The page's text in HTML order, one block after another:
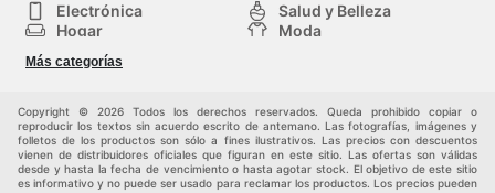
Electrónica
Salud y Belleza
Hogar
Moda
Herramientas y jardinería
Infancia
Más categorías
Copyright © 2026 Todos los derechos reservados. Queda prohibido copiar o
reproducir los textos sin acuerdo escrito de antemano. Las fotografías, imágenes y
folletos de los productos son sólo a fines ilustrativos. Las precios con descuentos
vienen de distribuidores oficiales que figuran en este sitio. Las ofertas son válidas
desde y hasta la fecha de vencimiento o hasta agotar stock. El objetivo de este sitio
es informativo y no puede ser usado para reclamar los productos. Los precios pueden